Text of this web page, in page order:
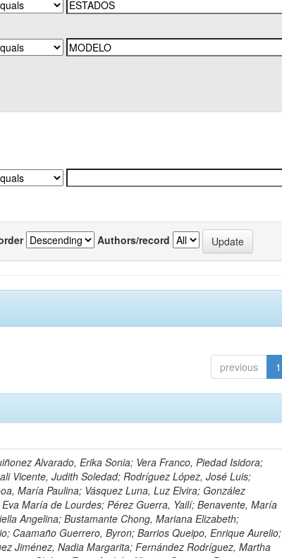
Authors/record
previous 1
Alvarado, Erika Sonia; Vera Franco, Piedad Isidora;
Vicente, Judith Soledad; Rodríguez López, José Luis;
María Paulina; Vásquez Luna, Luz Elvira; González
María de Lourdes; Pérez Guerra, Yailí; Benavente, María
Angelina; Bustamante Chong, Mariana Elizabeth;
Caamaño Guerrero, Byron; Barrios Queipo, Enrique Aurelio;
Jiménez, Nadia Margarita; Fernández Rodríguez, Martha